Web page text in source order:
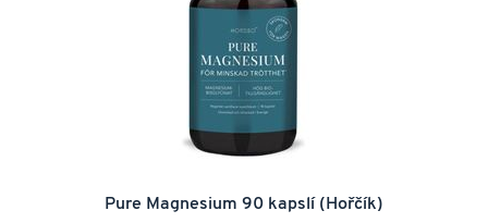
Pure Magnesium 90 kapslí (Hořčík)